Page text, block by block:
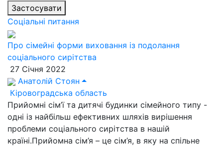
Застосувати
Соціальні питання
Про сімейні форми виховання із подолання
соціального сирітства
27 Січня 2022
Анатолій Стоян
Кіровоградська область
Прийомні сім’ї та дитячі будинки сімейного типу -
одні із найбільш ефективних шляхів вирішення
проблеми соціального сирітства в нашій
країні.Прийомна сім’я – це сім’я, в яку на спільне